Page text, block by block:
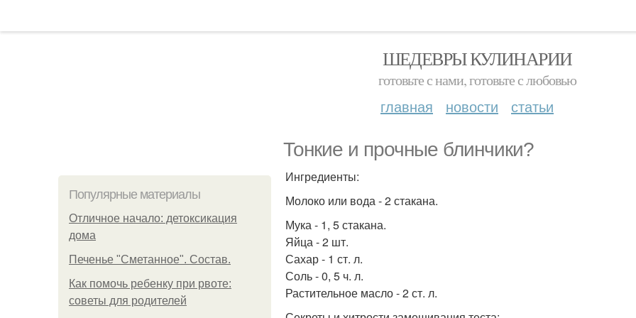
ШЕДЕВРЫ КУЛИНАРИИ
готовьте с нами, готовьте с любовью
главная новости статьи
Тонкие и прочные блинчики?
Популярные материалы
Отличное начало: детоксикация
дома
Печенье "Сметанное". Состав.
Как помочь ребенку при рвоте:
советы для родителей
Ингредиенты:
Молоко или вода - 2 стакана.
Мука - 1, 5 стакана.
Яйца - 2 шт.
Сахар - 1 ст. л.
Соль - 0, 5 ч. л.
Растительное масло - 2 ст. л.